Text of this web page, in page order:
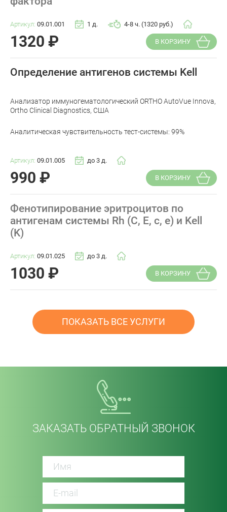
Артикул: 09.01.001 1 д. 4-8 ч. (1320 руб.)
1320 ₽ В КОРЗИНУ
Определение антигенов системы Kell
Анализатор иммуногематологический ORTHO AutoVue Innova,
Ortho Clinical Diagnostics, США
Аналитическая чувствительность тест-системы: 99%
Артикул: 09.01.005 до 3 д.
990 ₽ В КОРЗИНУ
Фенотипирование эритроцитов по
антигенам системы Rh (C, E, c, e) и Kell
(K)
Артикул: 09.01.025 до 3 д.
1030 ₽ В КОРЗИНУ
ПОКАЗАТЬ ВСЕ УСЛУГИ
ЗАКАЗАТЬ ОБРАТНЫЙ ЗВОНОК